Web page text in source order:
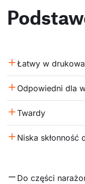
Łatwy w
Odpowiedni dla
Twardy
Niska skłonność
Do części